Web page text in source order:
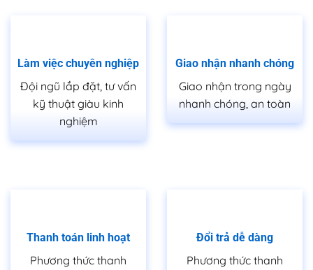
Làm việc chuyên nghiệp
Đội ngũ lắp đặt, tư vấn
kỹ thuật giàu kinh
nghiệm
Giao nhận nhanh chóng
Giao nhận trong ngày
nhanh chóng, an toàn
Thanh toán linh hoạt
Phương thức thanh
Đổi trả dễ dàng
Phương thức thanh